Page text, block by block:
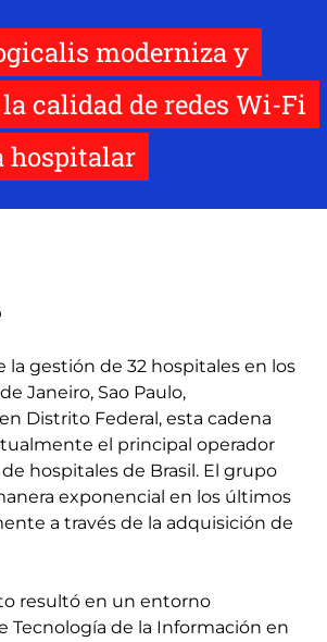
moderniza y
calidad de redes Wi-Fi
hospitalar
la gestión de 32 hospitales en los
Janeiro, Sao Paulo,
Distrito Federal, esta cadena
el principal operador
hospitales de Brasil. El grupo
exponencial en los últimos
a través de la adquisición de
resultó en un entorno
Tecnología de la Información en